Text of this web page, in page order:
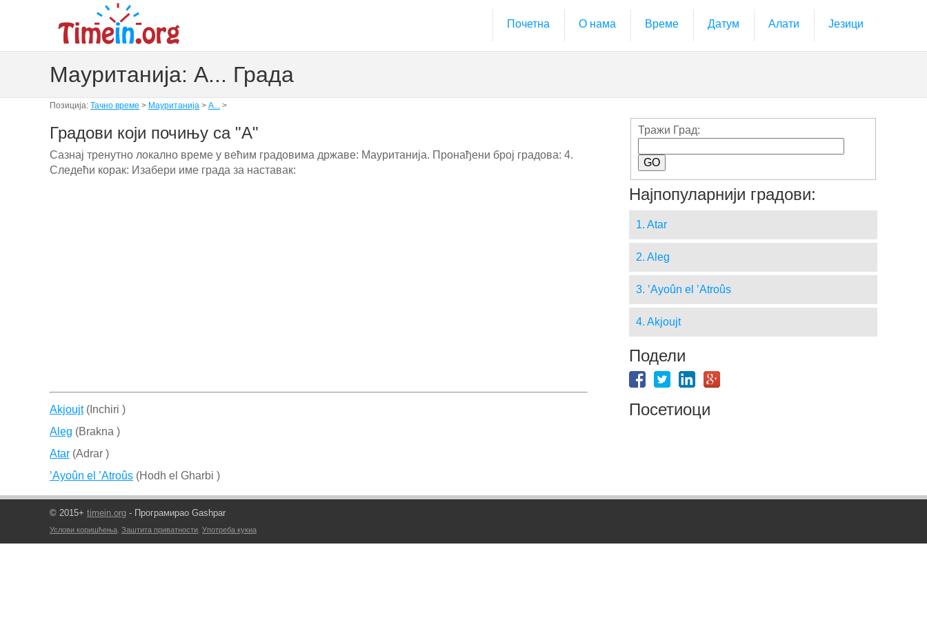
Почетна О нама Време Датум Алати Језици
Мауританија: A... Града
Позиција: Тачно време > Мауританија > A... >
Градови који почињу са "A"
Сазнај тренутно локално време у већим градовима државе: Мауританија. Пронађени број градова: 4.
Следећи корак: Изабери име града за наставак:
Akjoujt(Inchiri )
Aleg (Brakna )
Atar (Adrar )
’Ayoûn el ’Atroûs (Hodh el Gharbi )
Тражи Град:
Најпопуларнији градови:
1. Atar
2. Aleg
3. ’Ayoûn el ’Atroûs
4. Akjoujt
Подели
Посетиоци
© 2015+ timein.org - Програмирао Gashpar
Услови коришћења, Заштита приватности, Употреба кукиа